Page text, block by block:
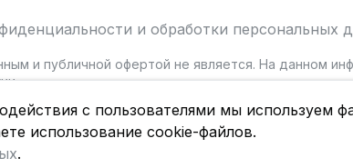
и обработки персональных
и публичной офертой не является. На данном
с пользователями мы используем
использование cookie-файлов.
.